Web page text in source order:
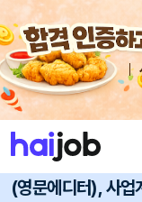
채용공고 자소서 자유항목
한국사회적기업진흥원
2025년 일반직(회
(영문에디터), 사업